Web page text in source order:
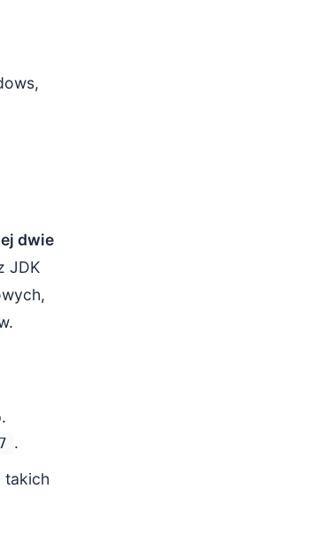
dwie
JDK
.
takich